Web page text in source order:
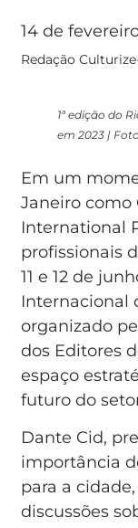
14 de
Redação
1ª edição do
em 2023 |
Em um
Janeiro como
International
profissionais
11 e 12 de
Internacional
organizado
dos Editores
espaço
futuro do
Dante Cid,
importância
para a
discussões